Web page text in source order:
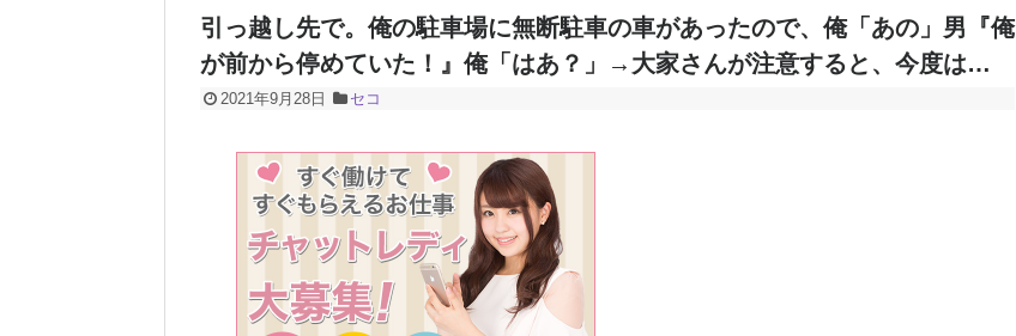
引っ越し先で。俺の駐車場に無断駐車の車があったので、俺「あの」男『俺
が前から停めていた！』俺「はあ？」→大家さんが注意すると、今度は…
2021年9月28日 セコ